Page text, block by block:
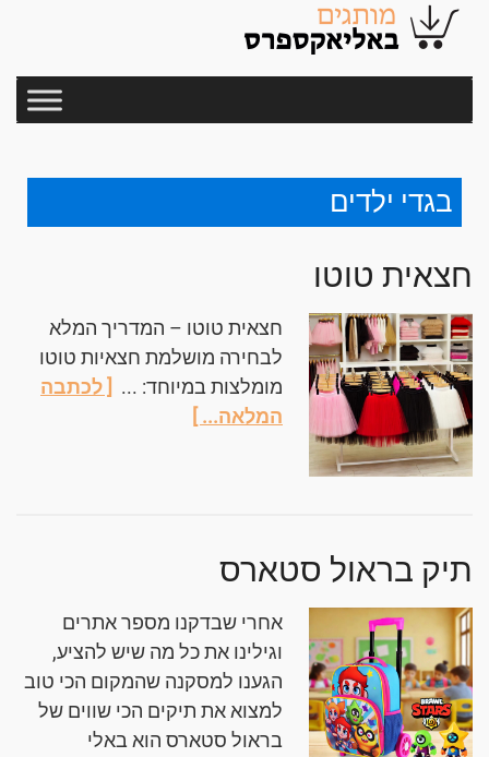
בגדי ילדים
חצאית טוטו
חצאית טוטו – המדריך המלא
לבחירה מושלמת חצאיות טוטו
מומלצות במיוחד: ... [ לכתבה
המלאה... ]
תיק בראול סטארס
אחרי שבדקנו מספר אתרים
וגילינו את כל מה שיש להציע,
הגענו למסקנה שהמקום הכי טוב
למצוא את תיקים הכי שווים של
בראול סטארס הוא באלי